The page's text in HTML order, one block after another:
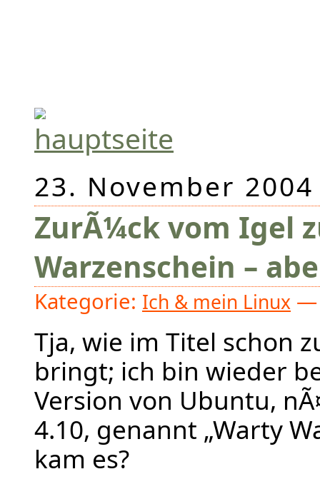
23. November 2004
ZurÃ¼ck vom Igel
Warzenschein –
Kategorie: Ich & mein Linux —
Tja, wie im Titel schon
bringt; ich bin wieder
Version von Ubuntu,
4.10, genannt „Warty
kam es?